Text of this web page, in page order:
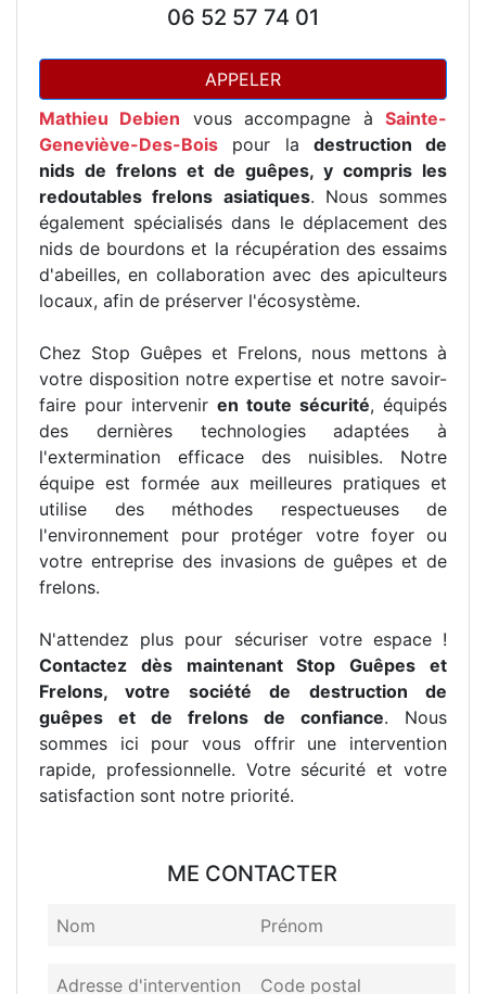
06 52 57 74 01
APPELER
Mathieu Debien vous accompagne àSainte-
Geneviève-Des-Bois pour la destruction de
nids de frelons et de guêpes, y compris les
redoutables frelons asiatiques. Nous sommes
également spécialisés dans le déplacement des
nids de bourdons et la récupération des essaims
d'abeilles, en collaboration avec des apiculteurs
locaux, afin de préserver l'écosystème.
Chez Stop Guêpes et Frelons, nous mettons à
votre disposition notre expertise et notre savoir-
faire pour intervenir en toute sécurité, équipés
des dernières technologies adaptées à
l'extermination efficace des nuisibles. Notre
équipe est formée aux meilleures pratiques et
utilise des méthodes respectueuses de
l'environnement pour protéger votre foyer ou
votre entreprise des invasions de guêpes et de
frelons.
N'attendez plus pour sécuriser votre espace !
Contactez dès maintenant Stop Guêpes et
Frelons, votre société de destruction de
guêpes et de frelons de confiance. Nous
sommes ici pour vous offrir une intervention
rapide, professionnelle. Votre sécurité et votre
satisfaction sont notre priorité.
ME CONTACTER